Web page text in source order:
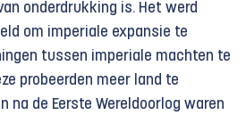
onderdrukking is. Het werd
om imperiale expansie te
tussen imperiale machten te
probeerden meer land te
na de Eerste Wereldoorlog waren